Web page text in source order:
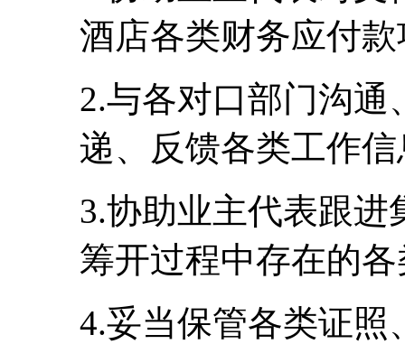
酒店各类财务应付
2.与各对口部门沟
递、反馈各类工作
3.协助业主代表跟
筹开过程中存在的
4.妥当保管各类证照